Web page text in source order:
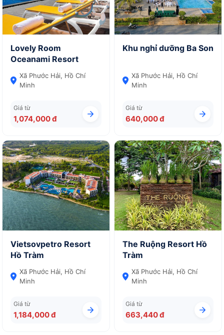
Lovely Room
Oceanami Resort
Xã Phước Hải, Hồ Chí
Minh
Giá từ
1,074,000 đ
Khu nghỉ dưỡng Ba Son
Xã Phước Hải, Hồ Chí
Minh
Giá từ
640,000 đ
Vietsovpetro Resort
Hồ Tràm
Xã Phước Hải, Hồ Chí
Minh
Giá từ
1,184,000 đ
The Ruộng Resort Hồ
Tràm
Xã Phước Hải, Hồ Chí
Minh
Giá từ
663,440 đ